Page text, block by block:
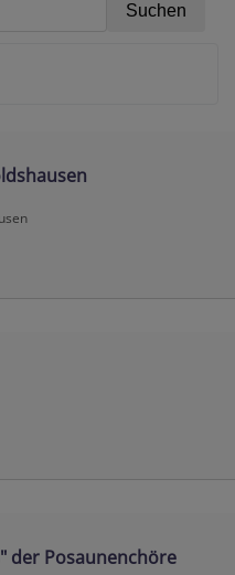
der Posaunenchöre